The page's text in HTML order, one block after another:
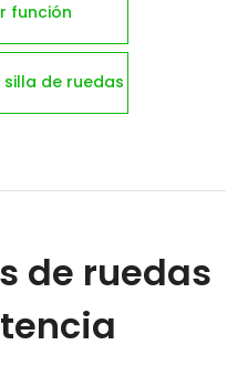
función
de ruedas
de ruedas